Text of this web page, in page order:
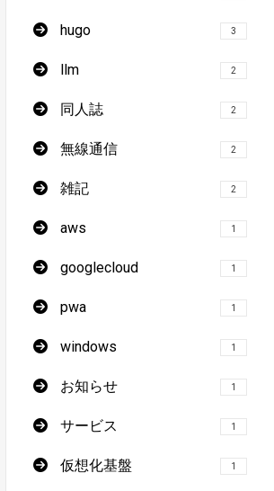
hugo 3
llm 2
同人誌 2
無線通信 2
雑記 2
aws 1
googlecloud 1
pwa 1
windows 1
お知らせ 1
サービス 1
仮想化基盤 1